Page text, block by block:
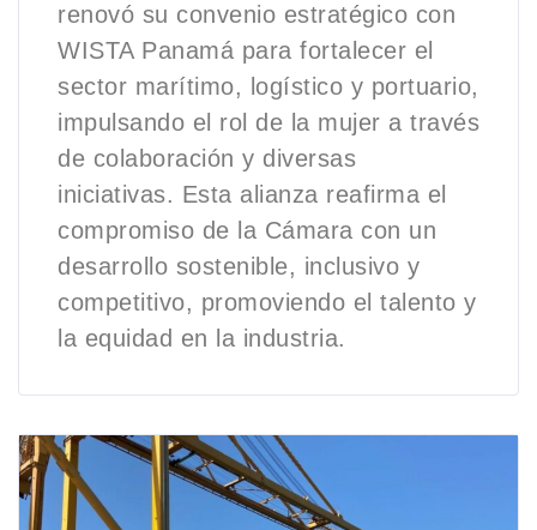
renovó su convenio estratégico con
WISTA Panamá para fortalecer el
sector marítimo, logístico y portuario,
impulsando el rol de la mujer a través
de colaboración y diversas
iniciativas. Esta alianza reafirma el
compromiso de la Cámara con un
desarrollo sostenible, inclusivo y
competitivo, promoviendo el talento y
la equidad en la industria.